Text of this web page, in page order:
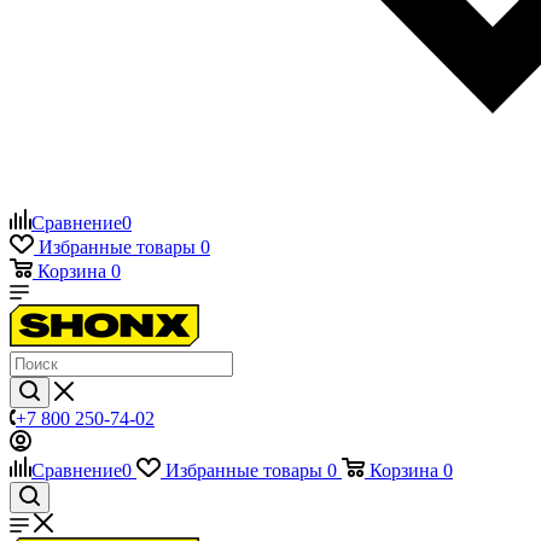
Сравнение0
Избранные товары 0
Корзина 0
+7 800 250-74-02
Сравнение0 Избранные товары 0 Корзина 0